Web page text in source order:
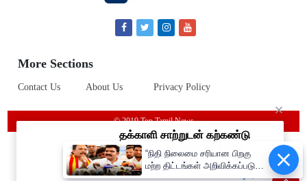
More Sections
Contact Us About Us Privacy Policy
© 2019 Top Tamil News
“நிதி நிலைமை சரியான பிறகு
மற்ற திட்டங்கள் அறிவிக்கப்படும்”-
அமைச்சர் நிர்மல்குமார் விளக்கம்